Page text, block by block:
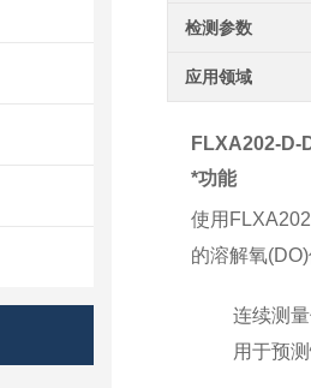
检测参数
应用领域
FLXA202-D-
*功能
使用 FLXA202
的溶解氧(DO)
连续测
用于预